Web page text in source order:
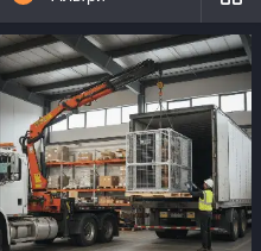
металоконструкцій
металокаркасів
перегородок,
перевіркою надійності.
метал/нержавійка)